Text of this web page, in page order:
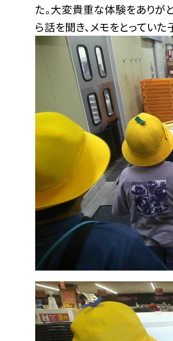
た。大変貴重な体験をありが
ら話を聞き、メモをとっていた